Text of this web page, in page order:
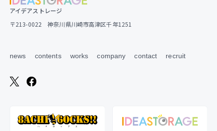
アイデアストレージ
〒213-0022 神奈川県川崎市高津区千年1251
news contents works company contact recruit